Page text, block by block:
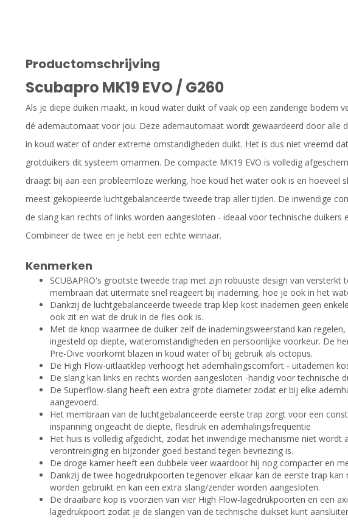
Productomschrijving
Scubapro MK19 EVO / G260
Als je diepe duiken maakt, in koud water duikt of vaak op een zanderige bodem
dé ademautomaat voor jou. Deze ademautomaat wordt gewaardeerd door alle
in koud water of onder extreme omstandigheden duikt. Het is dus niet vreemd
grotduikers dit systeem omarmen. De compacte MK19 EVO is volledig
draagt bij aan een probleemloze werking, hoe koud het water ook is en hoeveel
meest gekopieerde luchtgebalanceerde tweede trap aller tijden. De inwendige
de slang kan rechts of links worden aangesloten - ideaal voor technische duikers
Combineer de twee en je hebt een echte winnaar.
Kenmerken
SCUBAPRO's grootste tweede trap met zijn robuuste design van versterkt
membraan dat uitermate snel reageert bij inademing, hoe je ook in het
Dankzij de luchtgebalanceerde tweede trap klep kost inademen geen
ook zit en wat de druk in de fles ook is.
Met de knop waarmee de duiker zelf de inademingsweerstand kan
ingesteld op diepte, wateromstandigheden en persoonlijke voorkeur. De
Pre-Dive voorkomt blazen in koud water of bij gebruik als octopus.
De High Flow-uitlaatklep verhoogt het ademhalingscomfort - uitademen
De slang kan links en rechts worden aangesloten -handig voor technische
De Superflow-slang heeft een extra grote diameter zodat er bij elke
aangevoerd.
Het membraan van de luchtgebalanceerde eerste trap zorgt voor een
inspanning ongeacht de diepte, flesdruk en ademhalingsfrequentie
Het huis is volledig afgedicht, zodat het inwendige mechanisme niet wordt
verontreiniging en bijzonder goed bestand tegen bevriezing is.
De droge kamer heeft een dubbele veer waardoor hij nog compacter en
Dankzij de twee hogedrukpoorten tegenover elkaar kan de eerste trap
worden gebruikt en kan een extra slang/zender worden aangesloten.
De draaibare kop is voorzien van vier High Flow-lagedrukpoorten en een
lagedrukpoort zodat je de slangen van de technische duikset kunt